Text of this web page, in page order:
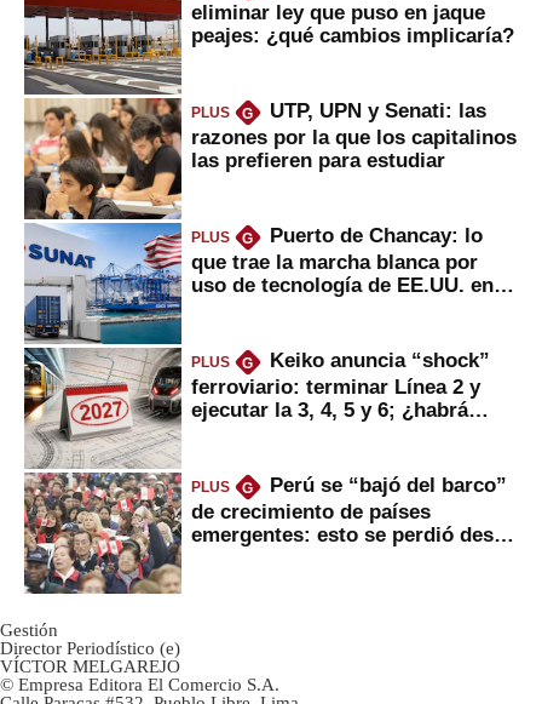
eliminar ley que puso en jaque
peajes: ¿qué cambios implicaría?
PLUS G
UTP, UPN y Senati: las
razones por la que los capitalinos
las prefieren para estudiar
PLUS G
Puerto de Chancay: lo
que trae la marcha blanca por
uso de tecnología de EE.UU. en
PLUS G
Keiko anuncia “shock”
ferroviario: terminar Línea 2 y
ejecutar la 3, 4, 5 y 6; ¿habrá
PLUS G
Perú se “bajó del barco”
de crecimiento de países
emergentes: esto se perdió desde
Gestión
Director Periodístico (e)
VÍCTOR MELGAREJO
© Empresa Editora El Comercio S.A.